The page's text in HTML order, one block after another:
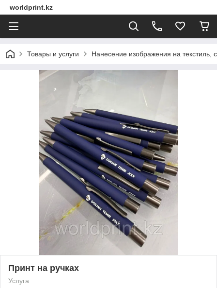
worldprint.kz
Товары и услуги Нанесение изображения на текстиль,
Принт на ручках
Услуга